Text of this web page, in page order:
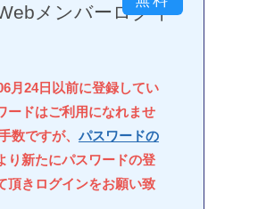
メンバーログイ
月24日以前に登録してい
ードはご利用になれませ
数ですが、 パスワードの
り新たにパスワードの登
頂きログインをお願い致